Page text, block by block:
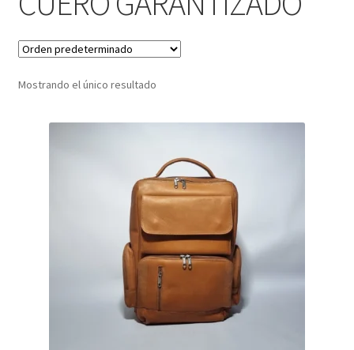
Pisabilletes
sombreros
Mostrando el único resultado